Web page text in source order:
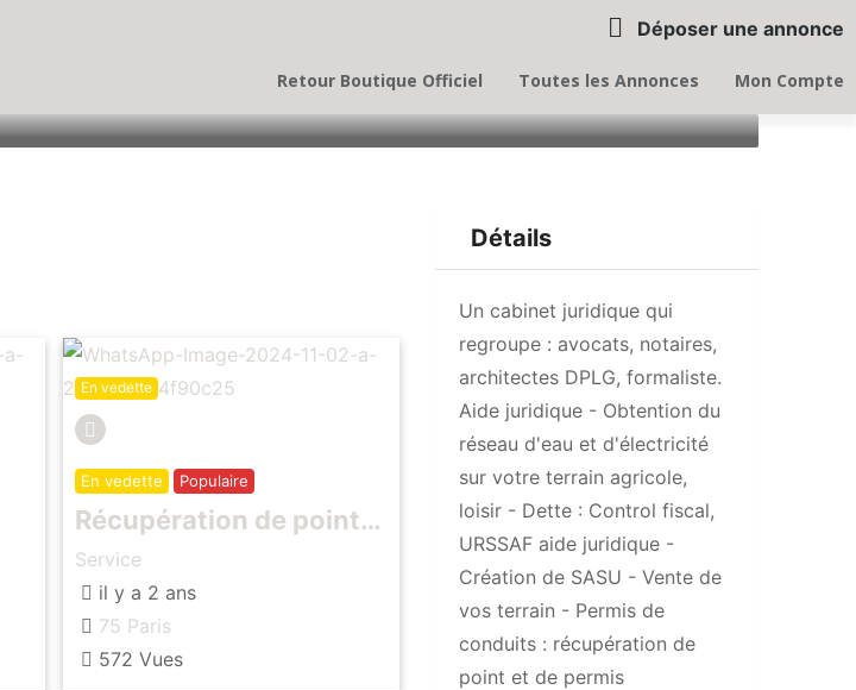
Déposer une annonce
Retour Boutique Officiel Toutes les Annonces Mon Compte
En vedette
En vedette Populaire
Récupération de point
permis de conduire
Service
il y a 2 ans
75 Paris
572 Vues
Détails
Un cabinet juridique qui
regroupe : avocats, notaires,
architectes DPLG, formaliste.
Aide juridique - Obtention du
réseau d'eau et d'électricité
sur votre terrain agricole,
loisir - Dette : Control fiscal,
URSSAF aide juridique -
Création de SASU - Vente de
vos terrain - Permis de
conduits : récupération de
point et de permis